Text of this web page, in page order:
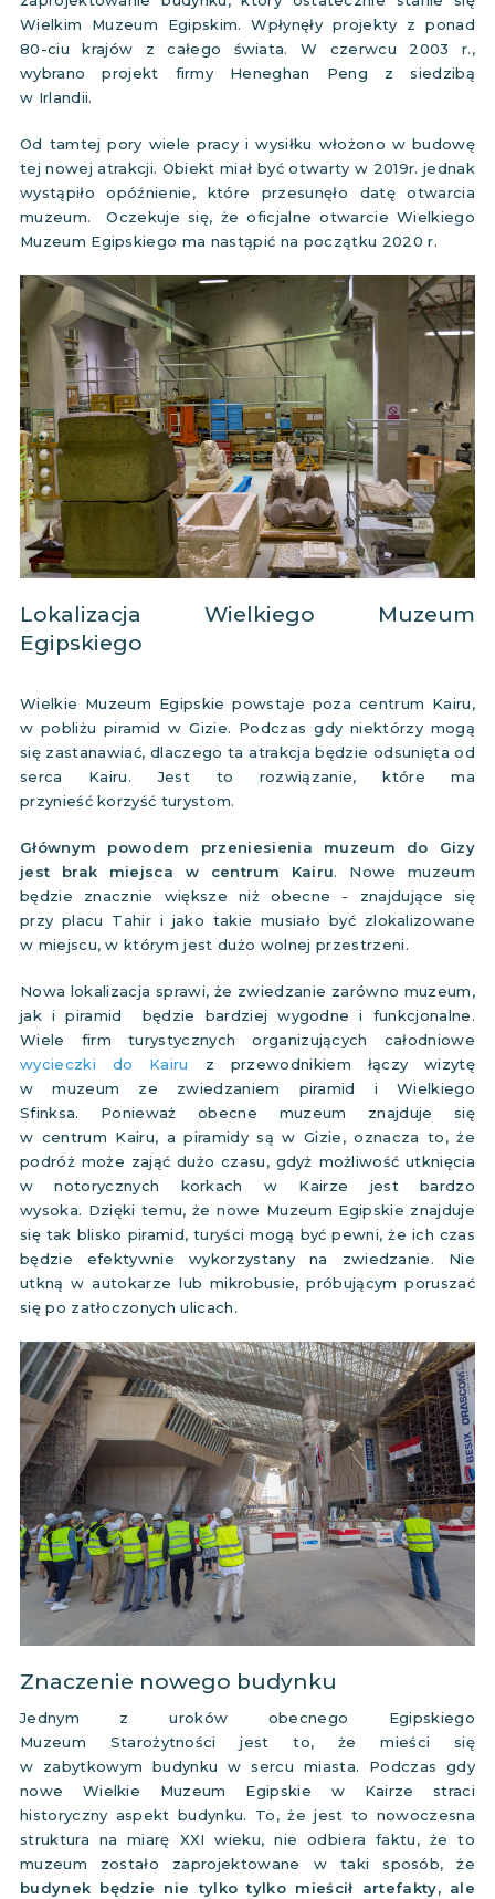
Wielkim Muzeum Egipskim. Wpłynęły projekty z ponad
80-ciu krajów z całego świata. W czerwcu 2003 r.,
wybrano projekt firmy Heneghan Peng z siedzibą
w Irlandii.
Od tamtej pory wiele pracy i wysiłku włożono w budowę
tej nowej atrakcji. Obiekt miał być otwarty w 2019r. jednak
wystąpiło opóźnienie, które przesunęło datę otwarcia
muzeum. Oczekuje się, że oficjalne otwarcie Wielkiego
Muzeum Egipskiego ma nastąpić na początku 2020 r.
Lokalizacja Wielkiego Muzeum
Egipskiego
Wielkie Muzeum Egipskie powstaje poza centrum Kairu,
w pobliżu piramid w Gizie. Podczas gdy niektórzy mogą
się zastanawiać, dlaczego ta atrakcja będzie odsunięta od
serca Kairu. Jest to rozwiązanie, które ma
przynieść korzyść turystom.
Głównym powodem przeniesienia muzeum do Gizy
jest brak miejsca w centrum Kairu. Nowe muzeum
będzie znacznie większe niż obecne - znajdujące się
przy placu Tahir i jako takie musiało być zlokalizowane
w miejscu, w którym jest dużo wolnej przestrzeni.
Nowa lokalizacja sprawi, że ​​zwiedzanie zarówno muzeum,
jak i piramid będzie bardziej wygodne i funkcjonalne.
Wiele firm turystycznych organizujących całodniowe
wycieczki do Kairu
z przewodnikiem łączy wizytę
w muzeum ze zwiedzaniem piramid i Wielkiego
Sfinksa. Ponieważ obecne muzeum znajduje się
w centrum Kairu, a piramidy są w Gizie, oznacza to, że
podróż może zająć dużo czasu, gdyż możliwość utknięcia
w notorycznych korkach w Kairze jest bardzo
wysoka. Dzięki temu, że nowe Muzeum Egipskie znajduje
się tak blisko piramid, turyści mogą być pewni, że ich czas
będzie efektywnie wykorzystany na zwiedzanie. Nie
utkną w autokarze lub mikrobusie, próbującym poruszać
się po zatłoczonych ulicach.
Znaczenie nowego budynku
Jednym z uroków obecnego Egipskiego
Muzeum Starożytności jest to, że mieści się
w zabytkowym budynku w sercu miasta. Podczas gdy
nowe Wielkie Muzeum Egipskie w Kairze straci
historyczny aspekt budynku. To, że jest to nowoczesna
struktura na miarę XXI wieku, nie odbiera faktu, że to
muzeum zostało zaprojektowane w taki sposób, że
budynek będzie nie tylko tylko mieścił artefakty, ale